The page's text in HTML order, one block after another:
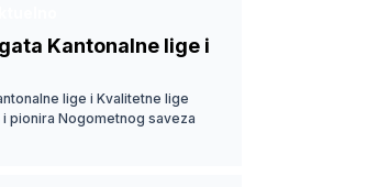
Kantonalne lige i
lige i Kvalitetne lige
pionira Nogometnog saveza